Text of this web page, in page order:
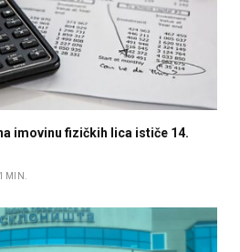
imovinu fizičkih lica ističe 14.
1 MIN.